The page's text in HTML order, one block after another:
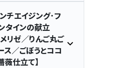
チエイジング･フ
タインの献立
リゼ／りんご丸ご
／ごぼうとココ
仕立て】